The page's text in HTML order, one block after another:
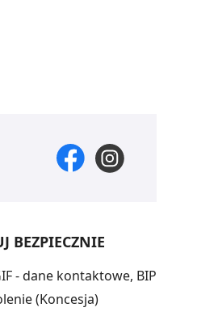
BEZPIECZNIE
- dane kontaktowe, BIP
(Koncesja)